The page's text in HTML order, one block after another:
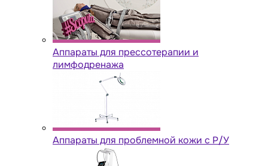
Аппараты для прессотерапии и
лимфодренажа
Аппараты для проблемной кожи с Р/У